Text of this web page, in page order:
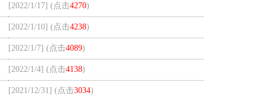
[2022/1/17] (点击4270)
[2022/1/10] (点击4238)
[2022/1/7] (点击4089)
[2022/1/4] (点击4138)
[2021/12/31] (点击3034)